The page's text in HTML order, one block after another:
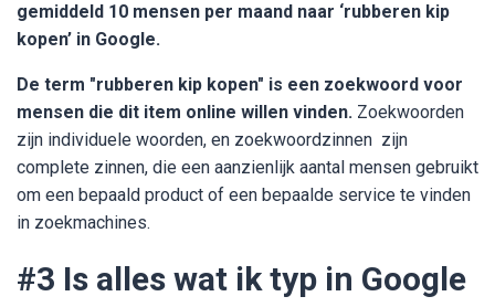
gemiddeld 10 mensen per maand naar ‘rubberen kip
kopen’ in Google.
De term "rubberen kip kopen" is een zoekwoord voor
mensen die dit item online willen vinden. Zoekwoorden
zijn individuele woorden, en zoekwoordzinnen zijn
complete zinnen, die een aanzienlijk aantal mensen gebruikt
om een bepaald product of een bepaalde service te vinden
in zoekmachines.
#3 Is alles wat ik typ in Google